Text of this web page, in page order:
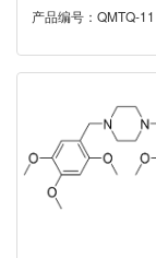
044西格列汀
045左西孟旦
产品编号：QMTQ-11